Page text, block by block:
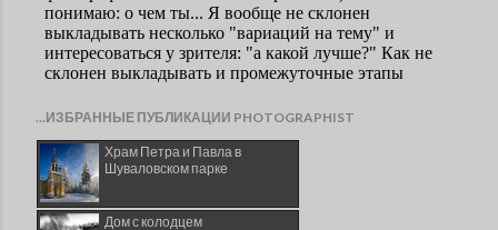
...ИЗБРАННЫЕ ПУБЛИКАЦИИ PHOTOGRAPHIST
Храм Петра и Павла в
Шуваловском парке
Дом с колодцем